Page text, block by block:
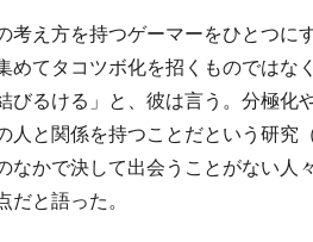
え方を持つゲーマーをひとつに
めてタコツボ化を招くものではな
びるける」と、彼は言う。分極化
人と関係を持つことだという研究
なかで決して出会うことがない人
と語った。